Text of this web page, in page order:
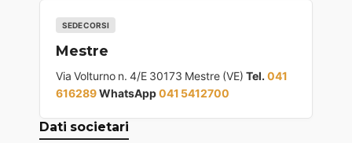
SEDE CORSI
Mestre
Via Volturno n. 4/E 30173 Mestre (VE) Tel. 041
616289WhatsApp041 5412700
Dati societari